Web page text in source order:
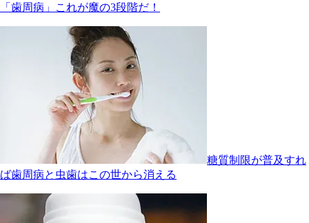
「歯周病」これが魔の3段階だ！
糖質制限が普及すれ
ば歯周病と虫歯はこの世から消える